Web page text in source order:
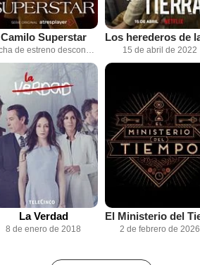
Camilo Superstar
15 de abril de 2022
La Verdad
8 de enero de 2018 2 de febrero de 2026